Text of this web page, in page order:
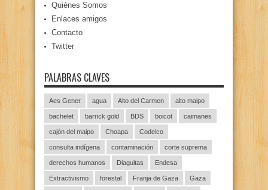
Quiénes Somos
Enlaces amigos
Contacto
Twitter
PALABRAS CLAVES
Aes Gener agua Alto del Carmen alto maipo
bachelet barrick gold BDS boicot caimanes
cajón del maipo Choapa Codelco
consulta indígena contaminación corte suprema
derechos humanos Diaguitas Endesa
Extractivismo forestal Franja de Gaza Gaza